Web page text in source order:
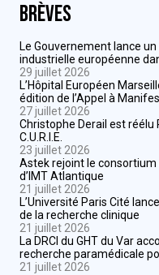
Brèves
Le Gouvernement lance un
industrielle européenne
29 juillet 2026
L’Hôpital Européen
édition de l’Appel à
27 juillet 2026
Christophe Derail est réélu
C.U.R.I.E.
23 juillet 2026
Astek rejoint le consortium
d’IMT Atlantique
21 juillet 2026
L’Université Paris Cité
de la recherche clinique
21 juillet 2026
La DRCI du GHT du Var
recherche paramédicale
21 juillet 2026